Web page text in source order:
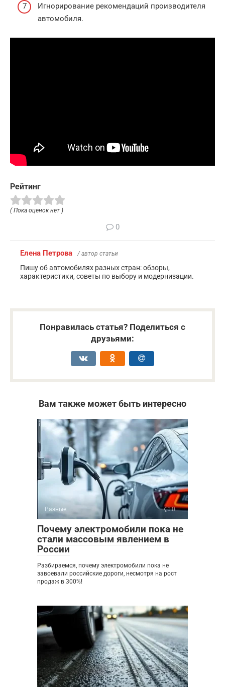
Игнорирование рекомендаций производителя
автомобиля.
Рейтинг
( Пока оценок нет )
0
Елена Петрова / автор статьи
Пишу об автомобилях разных стран: обзоры,
характеристики, советы по выбору и модернизации.
Понравилась статья? Поделиться с
друзьями:
Вам также может быть интересно
Разные 0
Почему электромобили пока не
стали массовым явлением в
России
Разбираемся, почему электромобили пока не
завоевали российские дороги, несмотря на рост
продаж в 300%!